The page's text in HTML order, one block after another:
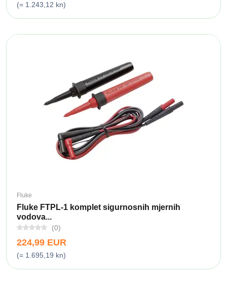
(= 1.243,12 kn)
Fluke
Fluke FTPL-1 komplet sigurnosnih mjernih
vodova...
(0)
224,99 EUR
(= 1.695,19 kn)